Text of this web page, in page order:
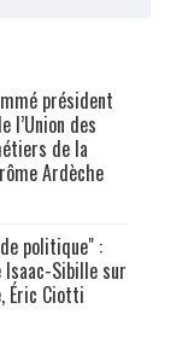
président
l’Union des
de la
Ardèche
politique" :
Sibille sur
Éric Ciotti